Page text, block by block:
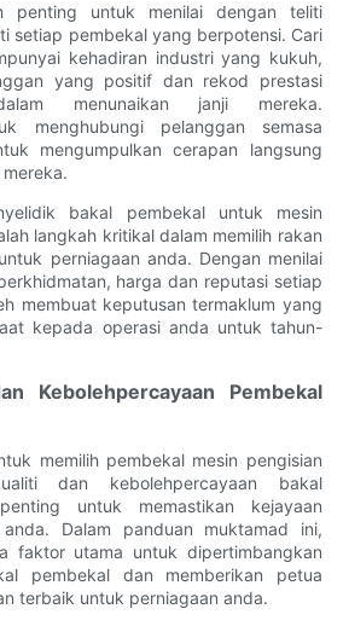
penting untuk menilai dengan teliti
setiap pembekal yang berpotensi. Cari
kehadiran industri yang kukuh,
yang positif dan rekod prestasi
menunaikan janji mereka.
menghubungi pelanggan semasa
mengumpulkan cerapan langsung
bakal pembekal untuk mesin
langkah kritikal dalam memilih rakan
perniagaan anda. Dengan menilai
harga dan reputasi setiap
membuat keputusan termaklum yang
kepada operasi anda untuk tahun-
Kebolehpercayaan Pembekal
memilih pembekal mesin pengisian
dan kebolehpercayaan bakal
untuk memastikan kejayaan
Dalam panduan muktamad ini,
faktor utama untuk dipertimbangkan
pembekal dan memberikan petua
terbaik untuk perniagaan anda.